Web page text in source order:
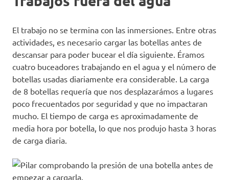
El trabajo no se termina con las inmersiones. Entre otras
actividades, es necesario cargar las botellas antes de
descansar para poder bucear el día siguiente. Éramos
cuatro buceadores trabajando en el agua y el número de
botellas usadas diariamente era considerable. La carga
de 8 botellas requería que nos desplazarámos a lugares
poco frecuentados por seguridad y que no impactaran
mucho. El tiempo de carga es aproximadamente de
media hora por botella, lo que nos produjo hasta 3 horas
de carga diaria.